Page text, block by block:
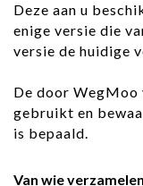
Deze aan u
enige versie die
versie de huidige
De door WegMoo
gebruikt en
is bepaald.
Van wie